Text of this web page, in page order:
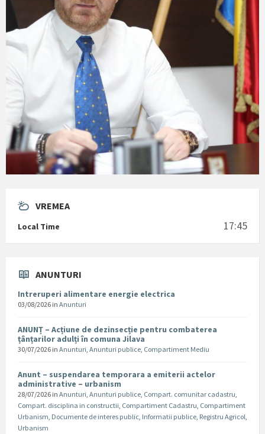
VREMEA
Local Time 17:45
ANUNTURI
Intreruperi alimentare energie electrica
03/08/2026 in Anunturi
ANUNȚ – Acțiune de dezinsecție pentru combaterea
țânțarilor adulți în comuna Jilava
30/07/2026 in Anunturi, Anunturi publice, Compartiment Mediu
Anunt – suspendarea temporara a emiterii actelor
administrative – urbanism
28/07/2026 in Anunturi, Anunturi publice, Compart. comunitar cadastru,
Compart. disciplina in constructii, Compartiment Cadastru, Compartiment
Urbanism, Documente de interes public, Informatii publice, Registru Agricol,
Urbanism